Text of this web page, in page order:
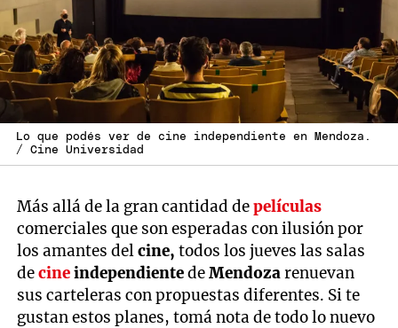
Lo que podés ver de cine independiente en Mendoza.
/ Cine Universidad
Más allá de la gran cantidad depelículas
comerciales que son esperadas con ilusión por
los amantes delcine, todos los jueves las salas
decineindependientedeMendozarenuevan
sus carteleras con propuestas diferentes. Si te
gustan estos planes, tomá nota de todo lo nuevo